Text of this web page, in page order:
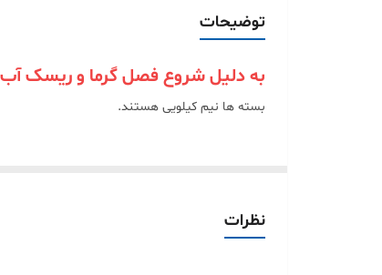
توضیحات
به دلیل شروع فصل گرما و ریسک
بسته ها نیم کیلویی هستند.
نظرات